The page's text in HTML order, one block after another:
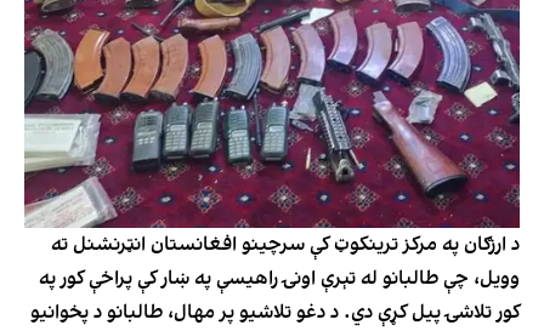
د ارزګان په مرکز ترینکوټ کې سرچینو افغانستان انټرنشنل ته
وویل، چې طالبانو له تېرې اونۍ راهیسې په ښار کې پراخې کور په
کور تلاشۍ پیل کړې دي. د دغو تلاشیو پر مهال، طالبانو د پخوانیو